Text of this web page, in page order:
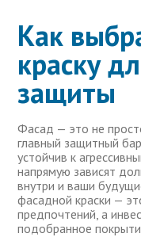
Как
краску
защиты
Фасад — это не
главный защитный
устойчив к
напрямую зависят
внутри и ваши
фасадной краски —
предпочтений, а
подобранное